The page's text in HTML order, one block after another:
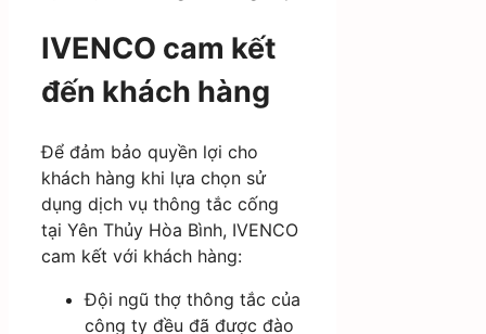
IVENCO cam kết
đến khách hàng
Để đảm bảo quyền lợi cho
khách hàng khi lựa chọn sử
dụng dịch vụ thông tắc cống
tại Yên Thủy Hòa Bình, IVENCO
cam kết với khách hàng:
Đội ngũ thợ thông tắc của
công ty đều đã được đào